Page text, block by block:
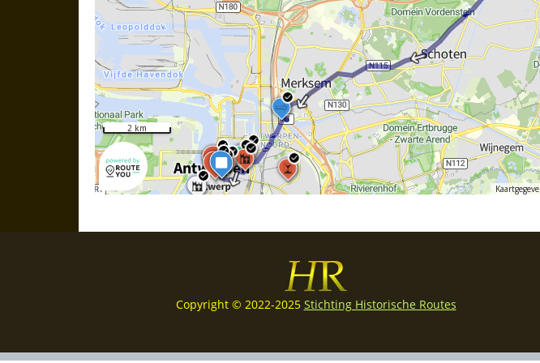
Copyright © 2022-2025 Stichting Historische Routes